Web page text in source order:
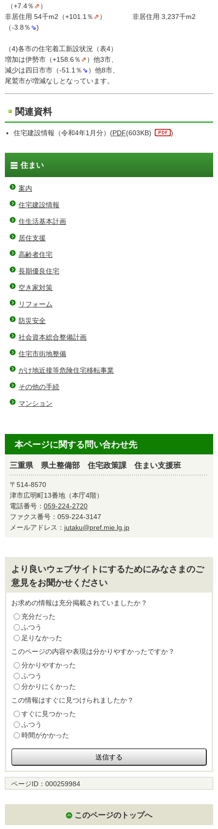
（+7.4％⇗ ）
非居住用 54千m2（+101.1％⇗ ） 非居住用 3,237千m2
（-3.8％⇘)
（4)各市の住宅着工新設状況（表4）
増加は伊勢市（+158.6％⇗ ）他3市、
減少は四日市市（-51.1％⇘ ）他8市、
尾鷲市が増減なしとなっています。
関連資料
住宅建設情報（令和4年1月分）(PDF(603KB) )
住まい
案内
住宅建設情報
住生活基本計画
居住支援
高齢者住宅
長期優良住宅
空き家対策
リフォーム
防災安全
社会資本総合整備計画
住宅市街地整備
がけ地近接等危険住宅移転事業
その他の手続
マンション
本ページに関する問い合わせ先
三重県 県土整備部 住宅政策課 住まい支援班
〒514-8570
津市広明町13番地（本庁4階）
電話番号： 059-224-2720
ファクス番号：059-224-3147
メールアドレス： jutaku@pref.mie.lg.jp
より良いウェブサイトにするためにみなさまのご
意見をお聞かせください
お求めの情報は充分掲載されていましたか？
充分だった
ふつう
足りなかった
このページの内容や表現は分かりやすかったですか？
分かりやすかった
ふつう
分かりにくかった
この情報はすぐに見つけられましたか？
すぐに見つかった
ふつう
時間がかかった
ページID： 000259984
このページのトップへ